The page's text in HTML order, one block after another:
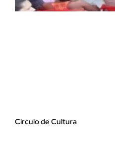
Círculo de Cultura